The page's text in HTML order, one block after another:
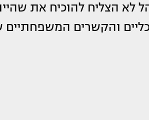
לא הצליח להוכיח את
והקשרים